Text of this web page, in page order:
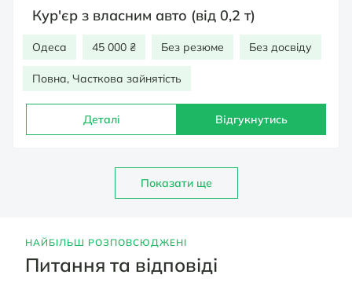
Кур'єр з власним авто (від 0,2 т)
Одеса 45 000 ₴ Без резюме Без досвіду
Повна, Часткова зайнятість
Деталі Відгукнутись
Показати ще
НАЙБІЛЬШ РОЗПОВСЮДЖЕНІ
Питання та відповіді